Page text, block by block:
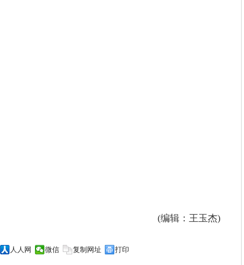
(编辑：王玉杰)
人人网 微信 复制网址 打印